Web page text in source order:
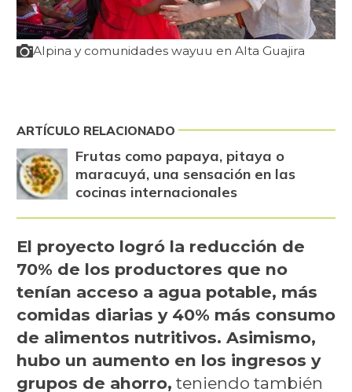
Alpina y comunidades wayuu en Alta Guajira
ARTÍCULO RELACIONADO
Frutas como papaya, pitaya o
maracuyá, una sensación en las
cocinas internacionales
El proyecto logró la reducción de
70% de los productores que no
tenían acceso a agua potable, más
comidas diarias y 40% más consumo
de alimentos nutritivos. Asimismo,
hubo un aumento en los ingresos y
grupos de ahorro, teniendo también